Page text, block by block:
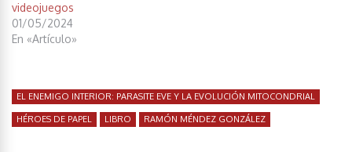
videojuegos
01/05/2024
En «Artículo»
EL ENEMIGO INTERIOR: PARASITE EVE Y LA EVOLUCIÓN MITOCONDRIAL
HÉROES DE PAPEL LIBRO RAMÓN MÉNDEZ GONZÁLEZ